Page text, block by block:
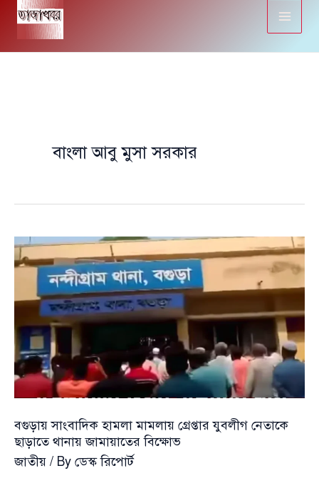
content
বাংলা আবু মুসা সরকার
বগুড়ায় সাংবাদিক হামলা মামলায় গ্রেপ্তার যুবলীগ নেতাকে
ছাড়াতে থানায় জামায়াতের বিক্ষোভ
জাতীয় / By ডেস্ক রিপোর্ট